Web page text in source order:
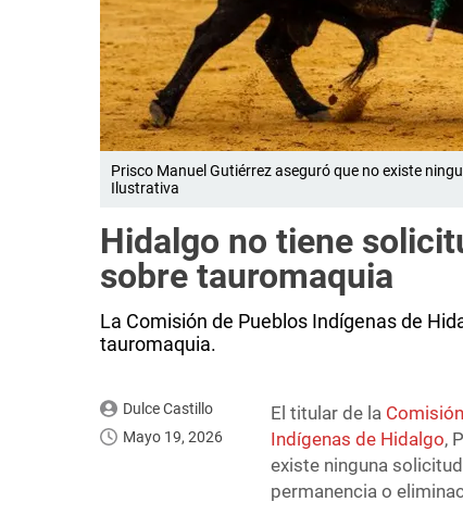
Prisco Manuel Gutiérrez aseguró que no existe
Ilustrativa
Hidalgo no tiene
sobre tauromaquia
La Comisión de Pueblos Indígenas de
tauromaquia.
Dulce Castillo
Mayo 19, 2026
El titular de la
Indígenas de Hidalgo,
existe ninguna
permanencia o